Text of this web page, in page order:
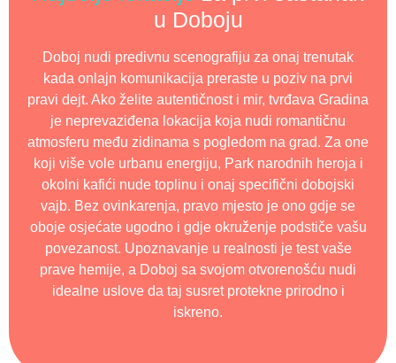
u Doboju
Doboj nudi predivnu scenografiju za onaj trenutak
kada onlajn komunikacija preraste u poziv na prvi
pravi dejt. Ako želite autentičnost i mir, tvrđava Gradina
je neprevaziđena lokacija koja nudi romantičnu
atmosferu među zidinama s pogledom na grad. Za one
koji više vole urbanu energiju, Park narodnih heroja i
okolni kafići nude toplinu i onaj specifični dobojski
vajb. Bez ovinkarenja, pravo mjesto je ono gdje se
oboje osjećate ugodno i gdje okruženje podstiče vašu
povezanost. Upoznavanje u realnosti je test vaše
prave hemije, a Doboj sa svojom otvorenošću nudi
idealne uslove da taj susret protekne prirodno i
iskreno.